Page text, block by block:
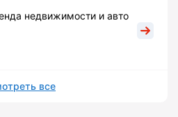
недвижимости и авто
все